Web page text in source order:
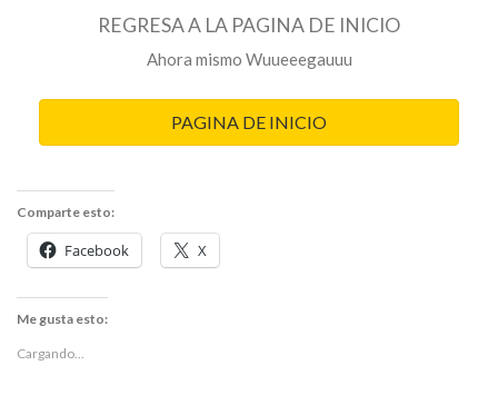
REGRESA A LA PAGINA DE INICIO
Ahora mismo Wuueeegauuu
PAGINA DE INICIO
Comparte esto:
Facebook X
Me gusta esto:
Cargando...